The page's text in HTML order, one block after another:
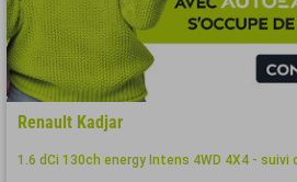
Renault Kadjar
1.6 dCi 130ch energy Intens 4WD 4X4 -